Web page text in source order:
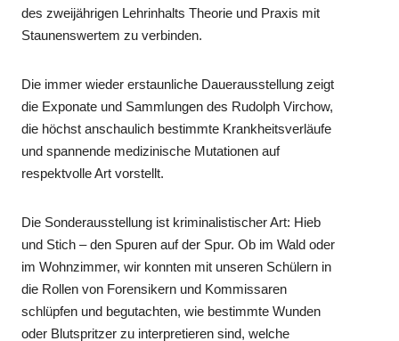
des zweijährigen Lehrinhalts Theorie und Praxis mit
Staunenswertem zu verbinden.
Die immer wieder erstaunliche Dauerausstellung zeigt
die Exponate und Sammlungen des Rudolph Virchow,
die höchst anschaulich bestimmte Krankheitsverläufe
und spannende medizinische Mutationen auf
respektvolle Art vorstellt.
Die Sonderausstellung ist kriminalistischer Art: Hieb
und Stich – den Spuren auf der Spur. Ob im Wald oder
im Wohnzimmer, wir konnten mit unseren Schülern in
die Rollen von Forensikern und Kommissaren
schlüpfen und begutachten, wie bestimmte Wunden
oder Blutspritzer zu interpretieren sind, welche